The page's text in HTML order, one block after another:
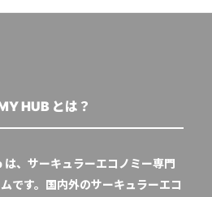
HUB とは？
、サーキュラーエコノミー専門
です。国内外のサーキュラーエコ